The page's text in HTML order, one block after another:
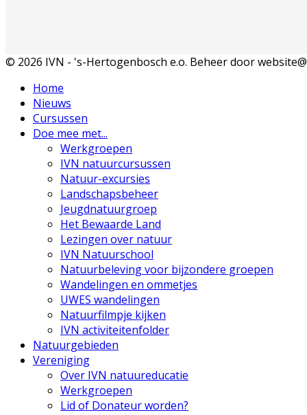
© 2026 IVN - 's-Hertogenbosch e.o. Beheer door
Home
Nieuws
Cursussen
Doe mee met...
Werkgroepen
IVN natuurcursussen
Natuur-excursies
Landschapsbeheer
Jeugdnatuurgroep
Het Bewaarde Land
Lezingen over natuur
IVN Natuurschool
Natuurbeleving voor bijzondere groepen
Wandelingen en ommetjes
UWES wandelingen
Natuurfilmpje kijken
IVN activiteitenfolder
Natuurgebieden
Vereniging
Over IVN natuureducatie
Werkgroepen
Lid of Donateur worden?